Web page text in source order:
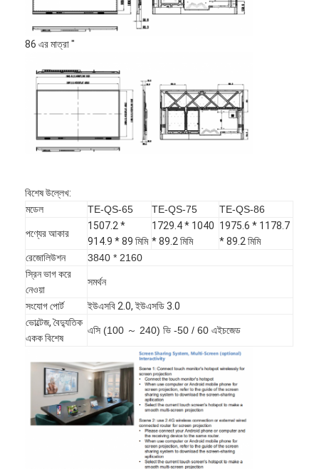
ইন্টারেক্টিভ প্রজেক্টর বোর্ড
ইনফ্রারেড টাচ ফ্রেম
ইন্টারেক্টিভ হোয়াইটবোর্ড স্ট্যান্ড
ভিজ্যুয়ালাইজার ডকুমেন্ট ক্যামেরা
টাওয়ার স্ক্রিন কিওস্কে
ডিজিটাল সাইনেজ
ডিজিটাল বিজ্ঞাপন মনিটর
পোর্টেবল স্মার্ট স্ক্রিন
86 এর মাত্রা "
বিশেষ উল্লেখ:
মডেল
TE-QS-65 TE-QS-75 TE-QS-86
পণ্যের আকার
1507.2 *
914.9 * 89 মিমি
1729.4 * 1040
* 89.2 মিমি
1975.6 * 1178.7
* 89.2 মিমি
রেজোলিউশন
3840 * 2160
স্রিন ভাগ করে
নেওয়া
সমর্থন
সংযোগ পোর্ট
ইউএসবি 2.0, ইউএসডি 3.0
ভোল্টেজ, বৈদ্যুতিক
একক বিশেষ
এসি (100 ～ 240) ভি -50 / 60 এইচজেড